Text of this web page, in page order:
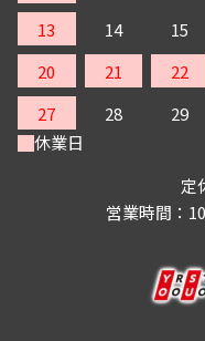
13
14 15
20
21 22
27
28 29
休業日
定
営業時間：